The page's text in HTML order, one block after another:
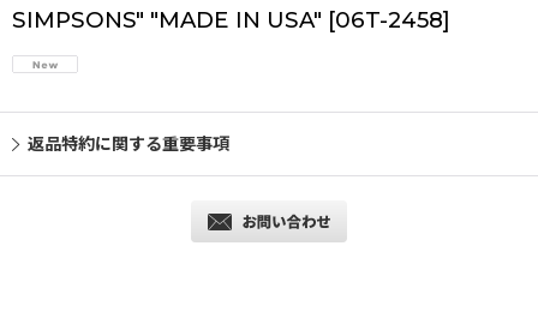
SIMPSONS" "MADE IN USA" [06T-2458]
返品特約に関する重要事項